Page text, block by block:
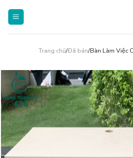
Trang chủ/Đã bán/Bàn Làm Việc